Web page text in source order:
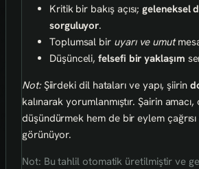
Kritik bir bakış açısı;geleneksel
sorguluyor.
Toplumsal bir uyarı ve umut
Düşünceli,felsefi bir yaklaşım
Not:Şiirdeki dil hataları ve yapı, şiirin
kalınarak yorumlanmıştır. Şairin
düşündürmek hem de bir eylem
görünüyor.
Not: Bu tahlil otomatik üretilmiştir ve